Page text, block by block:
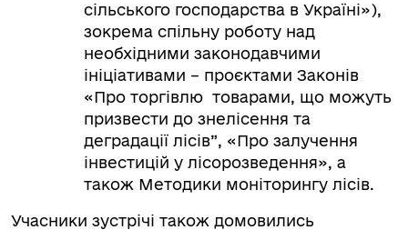
сільського господарства в Україні»),
зокрема спільну роботу над
необхідними законодавчими
ініціативами – проєктами Законів
«Про торгівлю товарами, що можуть
призвести до знелісення та
деградації лісів”, «Про залучення
інвестицій у лісорозведення», а
також Методики моніторингу лісів.
Учасники зустрічі також домовились